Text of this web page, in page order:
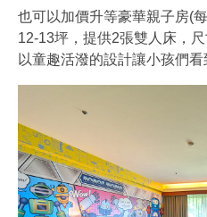
也可以加價升等豪華親子房(
12-13坪，提供2張雙人床，
以童趣活潑的設計讓小孩們看